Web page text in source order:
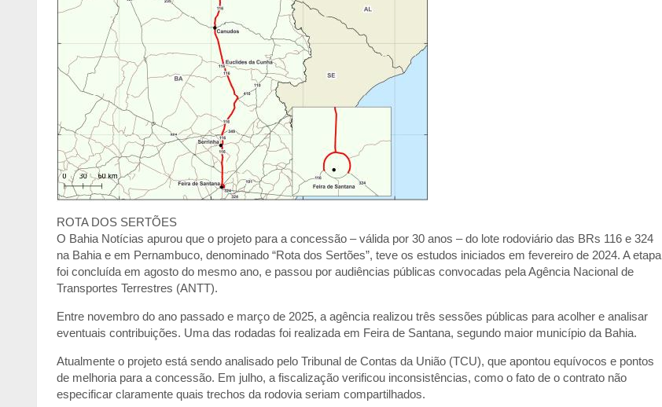
ROTA DOS SERTÕES
O Bahia Notícias apurou que o projeto para a concessão – válida por 30 anos – do lote rodoviário das BRs 116 e 324
na Bahia e em Pernambuco, denominado “Rota dos Sertões”, teve os estudos iniciados em fevereiro de 2024. A etapa
foi concluída em agosto do mesmo ano, e passou por audiências públicas convocadas pela Agência Nacional de
Transportes Terrestres (ANTT).
Entre novembro do ano passado e março de 2025, a agência realizou três sessões públicas para acolher e analisar
eventuais contribuições. Uma das rodadas foi realizada em Feira de Santana, segundo maior município da Bahia.
Atualmente o projeto está sendo analisado pelo Tribunal de Contas da União (TCU), que apontou equívocos e pontos
de melhoria para a concessão. Em julho, a fiscalização verificou inconsistências, como o fato de o contrato não
especificar claramente quais trechos da rodovia seriam compartilhados.